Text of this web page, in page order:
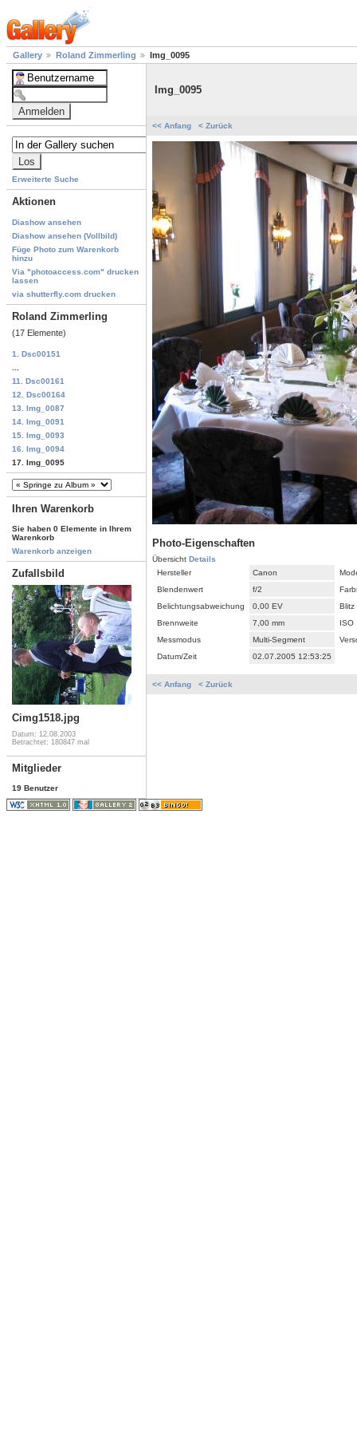
Gallery Roland Zimmerling Img_0095
Erweiterte Suche
Aktionen
Diashow ansehen
Diashow ansehen (Vollbild)
Füge Photo zum Warenkorb
hinzu
Via "photoaccess.com" drucken
lassen
via shutterfly.com drucken
Roland Zimmerling
(17 Elemente)
1. Dsc00151
11. Dsc00161
12. Dsc00164
13. Img_0087
14. Img_0091
15. Img_0093
16. Img_0094
17. Img_0095
Ihren Warenkorb
Sie haben 0 Elemente in Ihrem
Warenkorb
Warenkorb anzeigen
Zufallsbild
Cimg1518.jpg
Datum: 12.08.2003
Betrachtet: 180847 mal
Mitglieder
19 Benutzer
Img_0095
<< Anfang < Zurück
Photo-Eigenschaften
Übersicht Details
Hersteller
Canon
Blendenwert
f/2
Belichtungsabweichung
0,00 EV
Blitz
Brennweite
7,00 mm
ISO
Messmodus
Multi-Segment
Datum/Zeit
02.07.2005 12:53:25
<< Anfang < Zurück